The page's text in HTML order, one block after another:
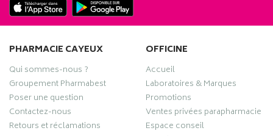
PHARMACIE CAYEUX
Qui sommes-nous ?
Groupement Pharmabest
Poser une question
Contactez-nous
Retours et réclamations
OFFICINE
Accueil
Laboratoires & Marques
Promotions
Ventes privées parapharmacie
Espace conseil